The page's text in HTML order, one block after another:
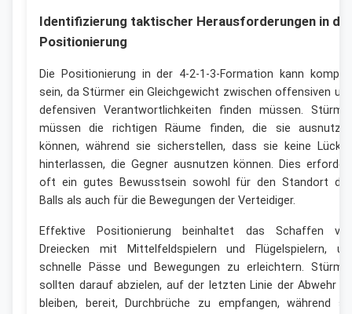
Identifizierung taktischer Herausforderungen in der
Positionierung
Die Positionierung in der 4-2-1-3-Formation kann
sein, da Stürmer ein Gleichgewicht zwischen offensiven
defensiven Verantwortlichkeiten finden müssen.
müssen die richtigen Räume finden, die sie
können, während sie sicherstellen, dass sie keine
hinterlassen, die Gegner ausnutzen können. Dies
oft ein gutes Bewusstsein sowohl für den Standort
Balls als auch für die Bewegungen der Verteidiger.
Effektive Positionierung beinhaltet das Schaffen
Dreiecken mit Mittelfeldspielern und Flügelspielern,
schnelle Pässe und Bewegungen zu erleichtern.
sollten darauf abzielen, auf der letzten Linie der Abwehr
bleiben, bereit, Durchbrüche zu empfangen, während